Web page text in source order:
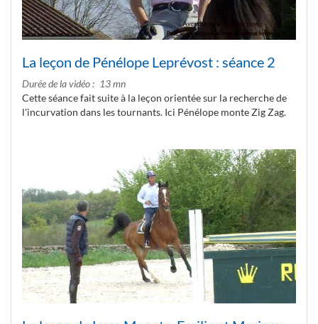
La leçon de Pénélope Leprévost : séance 2
Durée de la vidéo
13 mn
Cette séance fait suite à la leçon orientée sur la recherche de
l'incurvation dans les tournants. Ici Pénélope monte Zig Zag.